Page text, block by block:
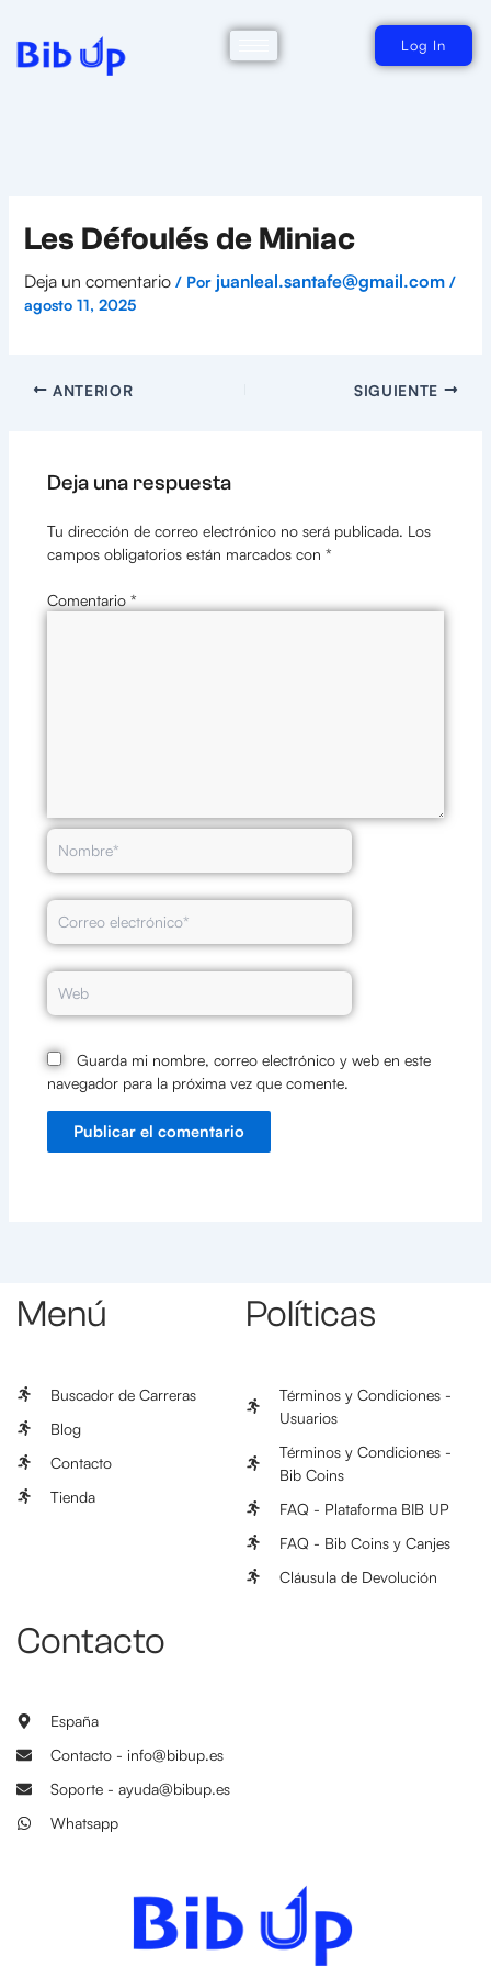
contenido
Log In
Les Défoulés de Miniac
Deja un comentario / Por juanleal.santafe@gmail.com /
agosto 11, 2025
ANTERIOR SIGUIENTE
Deja una respuesta
Tu dirección de correo electrónico no será publicada. Los
campos obligatorios están marcados con *
Comentario *
Nombre*
Correo
electrónico*
Web
Guarda mi nombre, correo electrónico y web en este
navegador para la próxima vez que comente.
Menú
Buscador de Carreras
Blog
Contacto
Tienda
Políticas
Términos y Condiciones -
Usuarios
Términos y Condiciones -
Bib Coins
FAQ - Plataforma BIB UP
FAQ - Bib Coins y Canjes
Cláusula de Devolución
Contacto
España
Contacto - info@bibup.es
Soporte - ayuda@bibup.es
Whatsapp